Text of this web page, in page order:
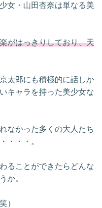
女・山田杏奈は単なる美
がはっきりしており、天
太郎にも積極的に話しか
キャラを持った美少女な
なかった多くの大人たち
・・・。
ることができたらどんな
か。
）